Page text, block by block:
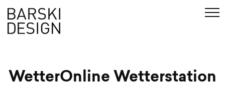
en
WetterOnline Wetterstation